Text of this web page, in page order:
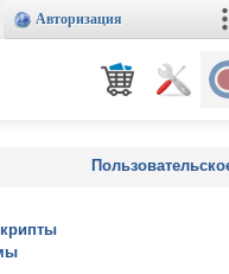
Авторизация